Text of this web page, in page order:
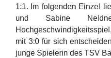
1:1. Im folgenden Einzel
und Sabine
mit 3:0 für sich
junge Spielerin des TSV